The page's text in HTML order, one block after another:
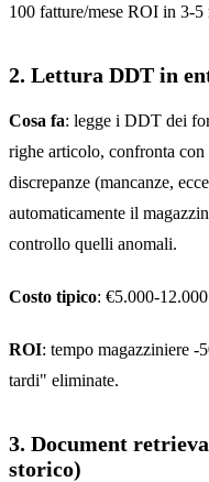
100 fatture/mese ROI in 3-5
2. Lettura DDT in
Cosa fa: legge i DDT dei
righe articolo, confronta
discrepanze (mancanze,
automaticamente il
controllo quelli anomali.
Costo tipico: €5.000-
ROI: tempo magazziniere -
tardi" eliminate.
3. Document
storico)